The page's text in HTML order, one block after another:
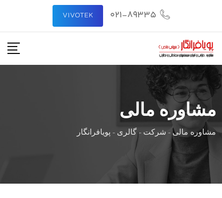
محتوا
021-89335
VIVOTEK
مشاوره مالی
مشاوره مالی - شرکت -گالری - پویافرانگار